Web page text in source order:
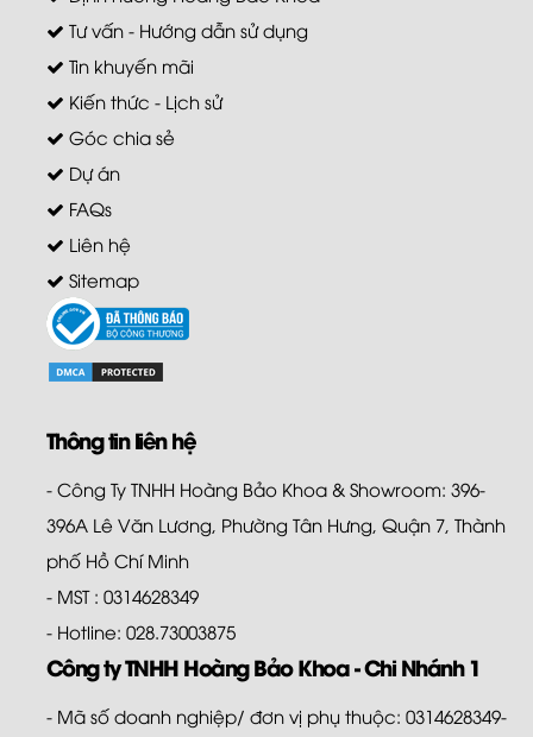
Tư vấn - Hướng dẫn sử dụng
Tin khuyến mãi
Kiến thức - Lịch sử
Góc chia sẻ
Dự án
FAQs
Liên hệ
Sitemap
Thông tin liên hệ
- Công Ty TNHH Hoàng Bảo Khoa & Showroom: 396-
396A Lê Văn Lương, Phường Tân Hưng, Quận 7, Thành
phố Hồ Chí Minh
- MST : 0314628349
- Hotline: 028.73003875
Công ty TNHH Hoàng Bảo Khoa - Chi Nhánh 1
- Mã số doanh nghiệp/ đơn vị phụ thuộc: 0314628349-